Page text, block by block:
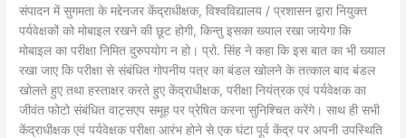
संपादन में सुगमता के मद्देनजर केंद्राधीक्षक, विश्वविद्यालय / प्रशासन द्वारा नियुक्त
पर्यवेक्षकों को मोबाइल रखने की छूट होगी, किन्तु इसका ख्याल रखा जायेगा कि
मोबाइल का परीक्षा निमित दुरुपयोग न हो। प्रो. सिंह ने कहा कि इस बात का भी ख्याल
रखा जाए कि परीक्षा से संबंधित गोपनीय पत्र का बंडल खोलने के तत्काल बाद बंडल
खोलते हुए तथा हस्ताक्षर करते हुए केंद्राधीक्षक, परीक्षा नियंत्रक एवं पर्यवेक्षक का
जीवंत फोटो संबंधित वाट्सएप समूह पर प्रेषित करना सुनिश्चित करेंगे। साथ ही सभी
केंद्राधीक्षक एवं पर्यवेक्षक परीक्षा आरंभ होने से एक घंटा पूर्व केंद्र पर अपनी उपस्थिति